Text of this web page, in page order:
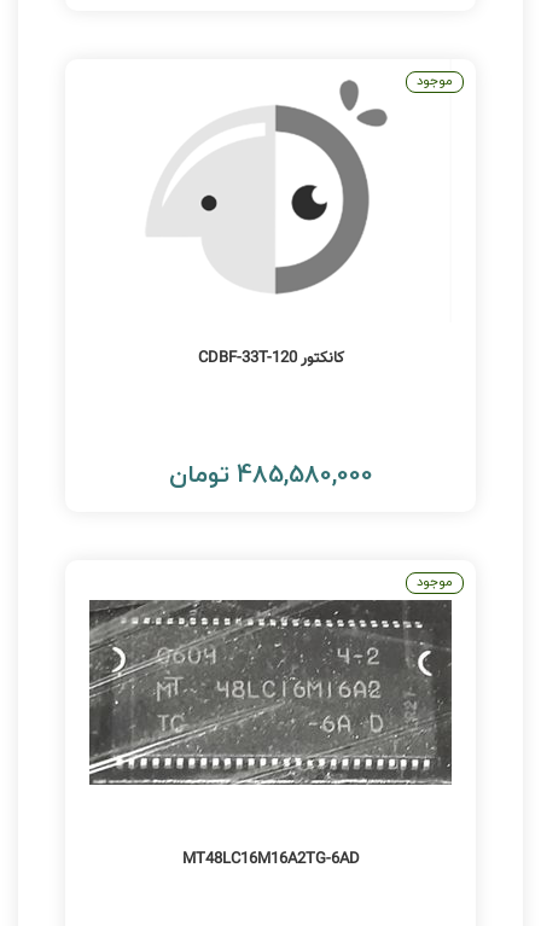
کانکتور CDBF-33T-120
485,580,000 تومان
موجود
MT48LC16M16A2TG-6AD
موجود